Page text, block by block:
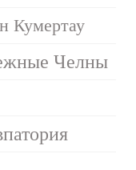
Кумертау
Челны